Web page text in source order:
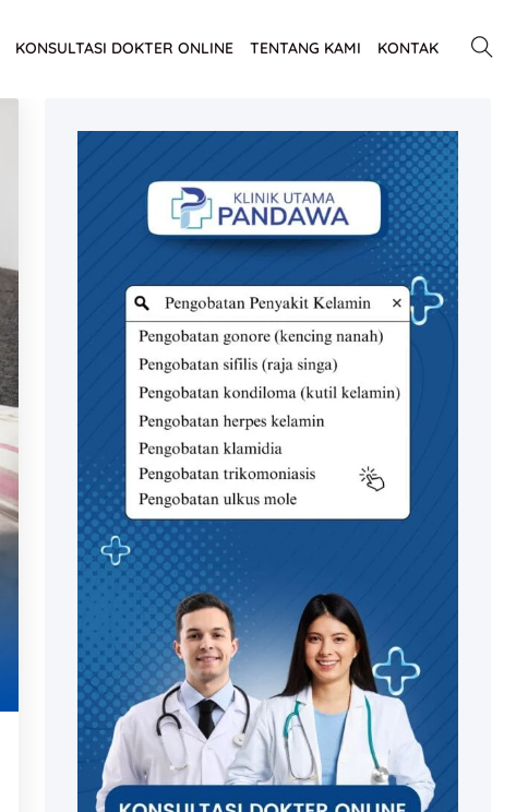
KONSULTASI DOKTER ONLINE TENTANG KAMI KONTAK